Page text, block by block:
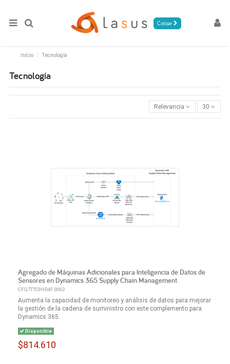
Cotizar
Inicio Tecnología
Tecnología
Relevancia 30
Agregado de Máquinas Adicionales para Inteligencia de Datos de
Sensores en Dynamics 365 Supply Chain Management
CFQ7TTC0HD4F:0002
Aumenta la capacidad de monitoreo y análisis de datos para mejorar
la gestión de la cadena de suministro con este complemento para
Dynamics 365.
Disponible
$814.610